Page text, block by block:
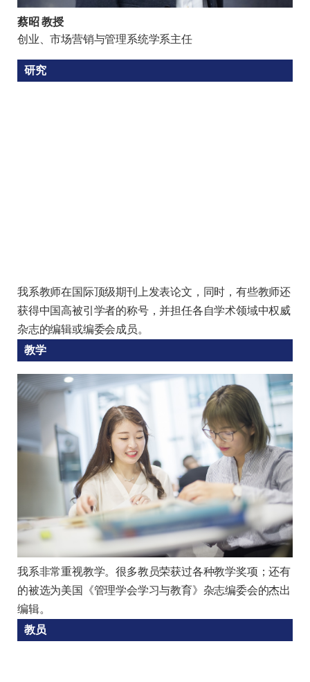
蔡昭 教授
创业、市场营销与管理系统学系主任
研究
我系教师在国际顶级期刊上发表论文，同时，有些教师还
获得中国高被引学者的称号，并担任各自学术领域中权威
杂志的编辑或编委会成员。
教学
我系非常重视教学。很多教员荣获过各种教学奖项；还有
的被选为美国《管理学会学习与教育》杂志编委会的杰出
编辑。
教员